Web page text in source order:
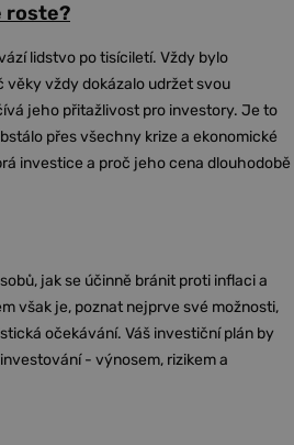
roste?
lidstvo po tisíciletí. Vždy bylo
vždy dokázalo udržet svou
jeho přitažlivost pro investory. Je to
přes všechny krize a ekonomické
investice a proč jeho cena dlouhodobě
jak se účinně bránit proti inflaci a
však je, poznat nejprve své možnosti,
očekávání. Váš investiční plán by
- výnosem, rizikem a